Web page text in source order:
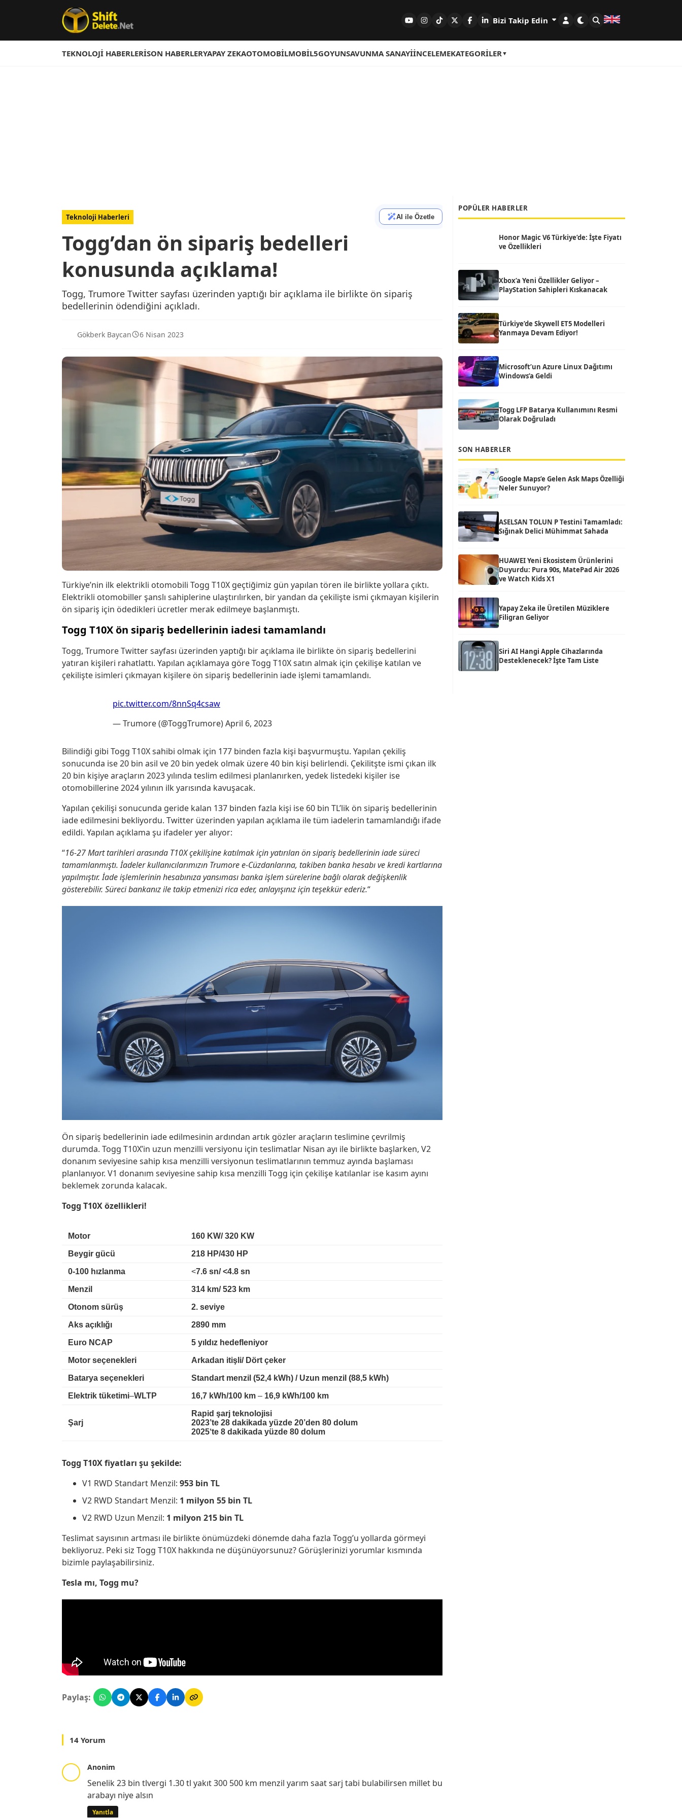
Bizi Takip Edin
TEKNOLOJI HABERLERISON HABERLERYAPAY ZEKAOTOMOBILMOBIL5GOYUNSAVUNMA SANAYIİNCELEMEKATEGORILER
Teknoloji Haberleri AI ile Özetle
Togg’dan ön sipariş bedelleri
konusunda açıklama!
Togg, Trumore Twitter sayfası üzerinden yaptığı bir açıklama ile birlikte ön sipariş
bedellerinin ödendiğini açıkladı.
Gökberk Baycan 6 Nisan 2023
Türkiye’nin ilk elektrikli otomobili Togg T10X geçtiğimiz gün yapılan tören ile birlikte yollara çıktı.
Elektrikli otomobiller şanslı sahiplerine ulaştırılırken, bir yandan da çekilişte ismi çıkmayan kişilerin
ön sipariş için ödedikleri ücretler merak edilmeye başlanmıştı.
Togg T10X ön sipariş bedellerinin iadesi tamamlandı
Togg, Trumore Twitter sayfası üzerinden yaptığı bir açıklama ile birlikte ön sipariş bedellerini
yatıran kişileri rahatlattı. Yapılan açıklamaya göre Togg T10X satın almak için çekilişe katılan ve
çekilişte isimleri çıkmayan kişilere ön sipariş bedellerinin iade işlemi tamamlandı.
pic.twitter.com/8nnSq4csaw
— Trumore (@ToggTrumore)April 6, 2023
Bilindiği gibi Togg T10X sahibi olmak için 177 binden fazla kişi başvurmuştu. Yapılan çekiliş
sonucunda ise 20 bin asil ve 20 bin yedek olmak üzere 40 bin kişi belirlendi. Çekilitşte ismi çıkan ilk
20 bin kişiye araçların 2023 yılında teslim edilmesi planlanırken, yedek listedeki kişiler ise
otomobillerine 2024 yılının ilk yarısında kavuşacak.
Yapılan çekilişi sonucunda geride kalan 137 binden fazla kişi ise 60 bin TL’lik ön sipariş bedellerinin
iade edilmesini bekliyordu. Twitter üzerinden yapılan açıklama ile tüm iadelerin tamamlandığı ifade
edildi. Yapılan açıklama şu ifadeler yer alıyor:
“16-27 Mart tarihleri arasında T10X çekilişine katılmak için yatırılan ön sipariş bedellerinin iade süreci
tamamlanmıştı. İadeler kullanıcılarımızın Trumore e-Cüzdanlarına, takiben banka hesabı ve kredi kartlarına
yapılmıştır. İade işlemlerinin hesabınıza yansıması banka işlem sürelerine bağlı olarak değişkenlik
gösterebilir. Süreci bankanız ile takip etmenizi rica eder, anlayışınız için teşekkür ederiz.“
Ön sipariş bedellerinin iade edilmesinin ardından artık gözler araçların teslimine çevrilmiş
durumda. Togg T10X’in uzun menzilli versiyonu için teslimatlar Nisan ayı ile birlikte başlarken, V2
donanım seviyesine sahip kısa menzilli versiyonun teslimatlarının temmuz ayında başlaması
planlanıyor. V1 donanım seviyesine sahip kısa menzilli Togg için çekilişe katılanlar ise kasım ayını
beklemek zorunda kalacak.
Togg T10X özellikleri!
Motor 160 KW/ 320 KW
Beygir gücü 218 HP/430 HP
0-100 hızlanma <7.6 sn/ <4.8 sn
Menzil 314 km/ 523 km
Otonom sürüş 2. seviye
Aks açıklığı 2890 mm
Euro NCAP 5 yıldız hedefleniyor
Motor seçenekleri Arkadan itişli/ Dört çeker
Batarya seçenekleri Standart menzil (52,4 kWh) / Uzun menzil (88,5 kWh)
Elektrik tüketimi–WLTP 16,7 kWh/100 km – 16,9 kWh/100 km
Şarj
Rapid şarj teknolojisi
2023’te 28 dakikada yüzde 20’den 80 dolum
2025‘te 8 dakikada yüzde 80 dolum
Togg T10X fiyatları şu şekilde:
V1 RWD Standart Menzil: 953 bin TL
V2 RWD Standart Menzil: 1 milyon 55 bin TL
V2 RWD Uzun Menzil: 1 milyon 215 bin TL
Teslimat sayısının artması ile birlikte önümüzdeki dönemde daha fazla Togg’u yollarda görmeyi
bekliyoruz. Peki siz Togg T10X hakkında ne düşünüyorsunuz? Görüşlerinizi yorumlar kısmında
bizimle paylaşabilirsiniz.
Tesla mı, Togg mu?
Paylaş:
14 Yorum
Anonim
Senelik 23 bin tlvergi 1.30 tl yakıt 300 500 km menzil yarım saat sarj tabi bulabilirsen millet bu
arabayı niye alsın
Yanıtla
POPÜLER HABERLER
Honor Magic V6 Türkiye’de: İşte Fiyatı
ve Özellikleri
Xbox’a Yeni Özellikler Geliyor –
PlayStation Sahipleri Kıskanacak
Türkiye’de Skywell ET5 Modelleri
Yanmaya Devam Ediyor!
Microsoft’un Azure Linux Dağıtımı
Windows’a Geldi
Togg LFP Batarya Kullanımını Resmi
Olarak Doğruladı
SON HABERLER
Google Maps’e Gelen Ask Maps Özelliği
Neler Sunuyor?
ASELSAN TOLUN P Testini Tamamladı:
Sığınak Delici Mühimmat Sahada
HUAWEI Yeni Ekosistem Ürünlerini
Duyurdu: Pura 90s, MatePad Air 2026
ve Watch Kids X1
Yapay Zeka ile Üretilen Müziklere
Filigran Geliyor
Siri AI Hangi Apple Cihazlarında
Desteklenecek? İşte Tam Liste